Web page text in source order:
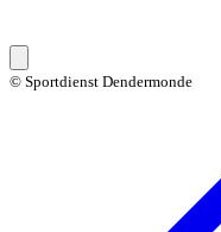
© Sportdienst Dendermonde